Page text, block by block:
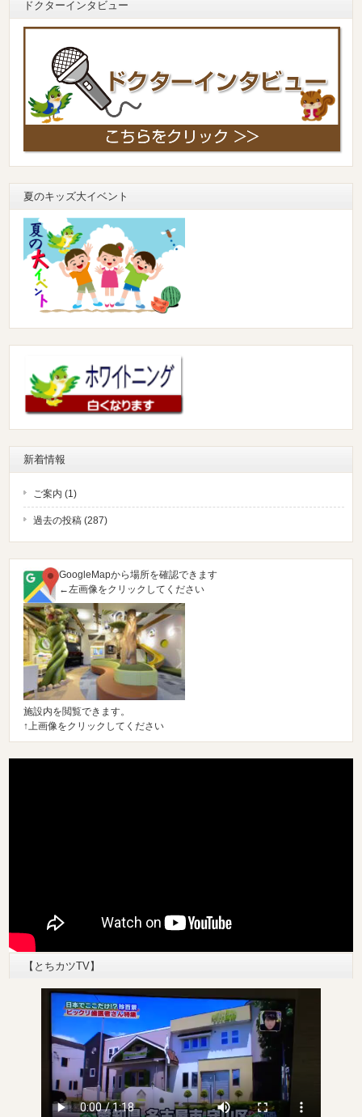
ドクターインタビュー
夏のキッズ大イベント
新着情報
ご案内 (1)
過去の投稿 (287)
GoogleMapから場所を確認できます
←左画像をクリックしてください
施設内を閲覧できます。
↑上画像をクリックしてください
【とちカツTV】